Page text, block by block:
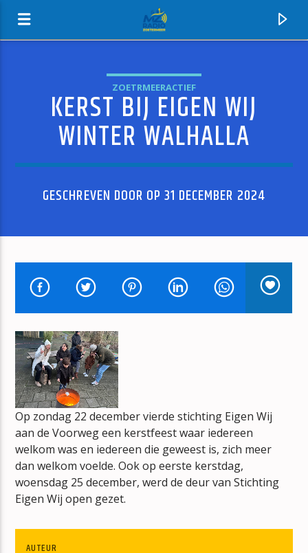
MZ-RADIO
HUIDIG NUMMER
STORM AND THUNDER
EARTH & FIRE
mz-radio
ZOETRMEERACTIEF
KERST BIJ EIGEN WIJ
WINTER WALHALLA
GESCHREVEN DOOR OP 31 DECEMBER 2024
Op zondag 22 december vierde stichting Eigen Wij
aan de Voorweg een kerstfeest waar iedereen
welkom was en iedereen die geweest is, zich meer
dan welkom voelde. Ook op eerste kerstdag,
woensdag 25 december, werd de deur van Stichting
Eigen Wij open gezet.
AUTEUR